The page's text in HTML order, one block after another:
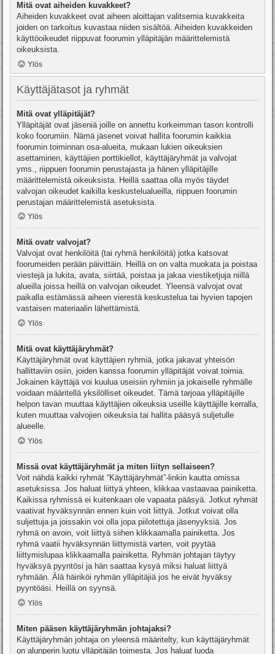
Mitä ovat aiheiden kuvakkeet?
Aiheiden kuvakkeet ovat aiheen aloittajan valitsemia kuvakkeita
joiden on tarkoitus kuvastaa niiden sisältöä. Aiheiden kuvakkeiden
käyttöoikeudet riippuvat foorumin ylläpitäjän määrittelemistä
oikeuksista.
Ylös
Käyttäjätasot ja ryhmät
Mitä ovat ylläpitäjät?
Ylläpitäjät ovat jäseniä joille on annettu korkeimman tason kontrolli
koko foorumiin. Nämä jäsenet voivat hallita foorumin kaikkia
foorumin toiminnan osa-alueita, mukaan lukien oikeuksien
asettaminen, käyttäjien porttikiellot, käyttäjäryhmät ja valvojat
yms., riippuen foorumin perustajasta ja hänen ylläpitäjille
määrittelemistä oikeuksista. Heillä saattaa olla myös täydet
valvojan oikeudet kaikilla keskustelualueilla, riippuen foorumin
perustajan määrittelemistä asetuksista.
Ylös
Mitä ovatr valvojat?
Valvojat ovat henkilöitä (tai ryhmä henkilöitä) jotka katsovat
foorumeiden perään päivittäin. Heillä on on valta muokata ja poistaa
viestejä ja lukita, avata, siirtää, poistaa ja jakaa viestiketjuja niillä
alueilla joissa heillä on valvojan oikeudet. Yleensä valvojat ovat
paikalla estämässä aiheen vierestä keskustelua tai hyvien tapojen
vastaisen materiaalin lähettämistä.
Ylös
Mitä ovat käyttäjäryhmät?
Käyttäjäryhmät ovat käyttäjien ryhmiä, jotka jakavat yhteisön
hallittaviin osiin, joiden kanssa foorumin ylläpitäjät voivat toimia.
Jokainen käyttäjä voi kuulua useisiin ryhmiin ja jokaiselle ryhmälle
voidaan määritellä yksilölliset oikeudet. Tämä tarjoaa ylläpitäjille
helpon tavan muuttaa käyttäjien oikeuksia useille käyttäjille kerralla,
kuten muuttaa valvojien oikeuksia tai hallita pääsyä suljetulle
alueelle.
Ylös
Missä ovat käyttäjäryhmät ja miten liityn sellaiseen?
Voit nähdä kaikki ryhmät “Käyttäjäryhmät”-linkin kautta omissa
asetuksissa. Jos haluat liittyä yhteen, klikkaa vastaavaa painiketta.
Kaikissa ryhmissä ei kuitenkaan ole vapaata pääsyä. Jotkut ryhmät
vaativat hyväksynnän ennen kuin voit liittyä. Jotkut voivat olla
suljettuja ja joissakin voi olla jopa piilotettuja jäsenyyksiä. Jos
ryhmä on avoin, voit liittyä siihen klikkaamalla painiketta. Jos
ryhmä vaatii hyväksynnän liittymistä varten, voit pyytää
liittymislupaa klikkaamalla painiketta. Ryhmän johtajan täytyy
hyväksyä pyyntösi ja hän saattaa kysyä miksi haluat liittyä
ryhmään. Älä häiriköi ryhmän ylläpitäjiä jos he eivät hyväksy
pyyntöäsi. Heillä on syynsä.
Ylös
Miten pääsen käyttäjäryhmän johtajaksi?
Käyttäjäryhmän johtaja on yleensä määritelty, kun käyttäjäryhmät
on alunperin luotu ylläpitäjän toimesta. Jos haluat luoda